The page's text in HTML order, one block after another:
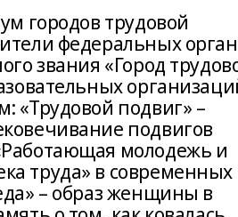
городов трудовой
федеральных
звания «Город
«Трудовой подвиг» –
подвигов
молодежь и
труда» в современных
– образ женщины в